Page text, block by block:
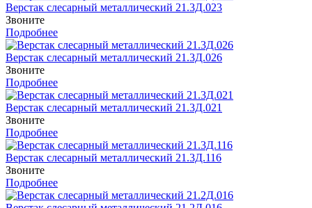
Верстак слесарный металлический 21.3Д.023
Звоните
Подробнее
Верстак слесарный металлический 21.3Д.026
Звоните
Подробнее
Верстак слесарный металлический 21.3Д.021
Звоните
Подробнее
Верстак слесарный металлический 21.3Д.116
Звоните
Подробнее